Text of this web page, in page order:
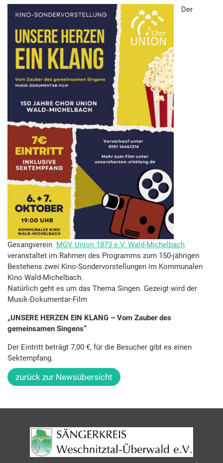
Der
Gesangverein MGV Union 1873 e.V. Wald-Michelbach
veranstaltet im Rahmen des Programms zum 150-jährigen
Bestehens zwei Kino-Sondervorstellungen im Kommunalen
Kino Wald-Michelbach.
Natürlich geht es um das Thema Singen. Gezeigt wird der
Musik-Dokumentar-Film
„UNSERE HERZEN EIN KLANG – Vom Zauber des
gemeinsamen Singens“
Der Eintritt beträgt 7,00 €, für die Besucher gibt es einen
Sektempfang.
zurück zur Newsübersicht